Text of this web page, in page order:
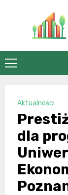
Aktualności
dla